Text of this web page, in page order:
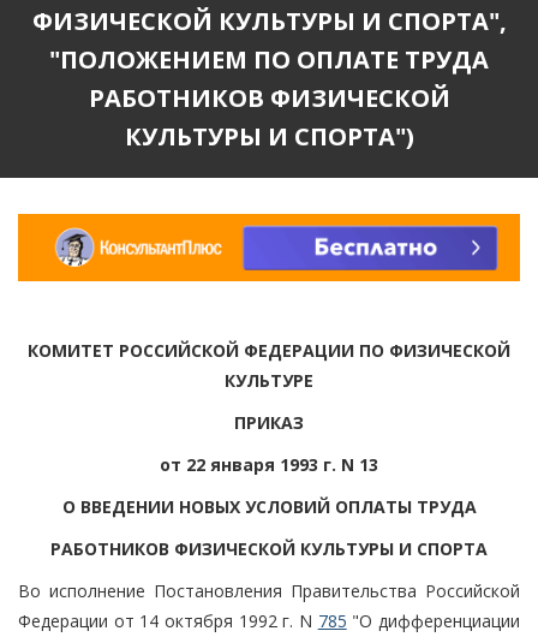
ФИЗИЧЕСКОЙ КУЛЬТУРЫ И СПОРТА",
"ПОЛОЖЕНИЕМ ПО ОПЛАТЕ ТРУДА
РАБОТНИКОВ ФИЗИЧЕСКОЙ
КУЛЬТУРЫ И СПОРТА")
КОМИТЕТ РОССИЙСКОЙ ФЕДЕРАЦИИ ПО ФИЗИЧЕСКОЙ
КУЛЬТУРЕ
ПРИКАЗ
от 22 января 1993 г. N 13
О ВВЕДЕНИИ НОВЫХ УСЛОВИЙ ОПЛАТЫ ТРУДА
РАБОТНИКОВ ФИЗИЧЕСКОЙ КУЛЬТУРЫ И СПОРТА
Во исполнение Постановления Правительства Российской
Федерации от 14 октября 1992 г. N 785 "О дифференциации